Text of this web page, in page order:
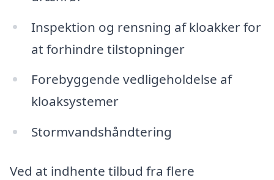
Inspektion og rensning af kloakker for
at forhindre tilstopninger
Forebyggende vedligeholdelse af
kloaksystemer
Stormvandshåndtering
Ved at indhente tilbud fra flere